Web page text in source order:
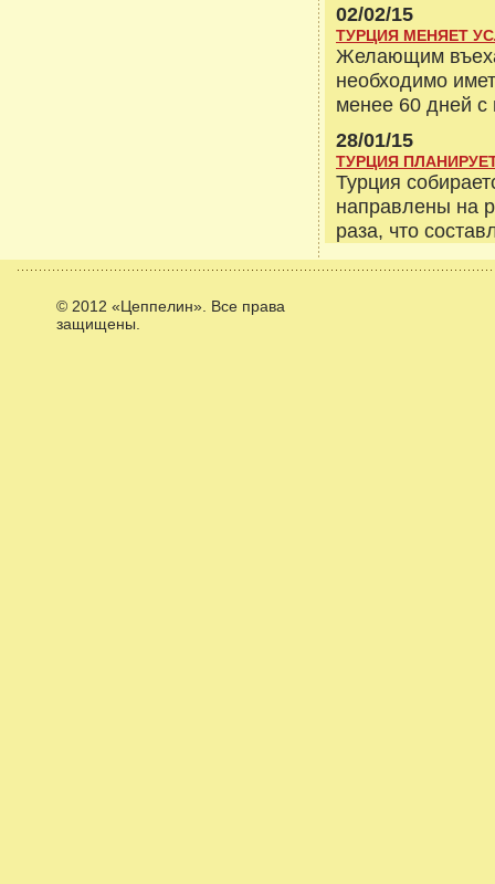
02/02/15
ТУРЦИЯ МЕНЯЕТ
Желающим
необходимо
менее 60 дней с
28/01/15
ТУРЦИЯ
Турция
направлены на
раза, что
© 2012 «Цеппелин». Все права
защищены.